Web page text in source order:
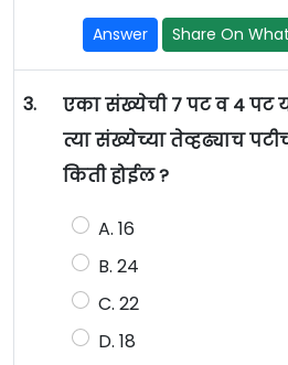
Answer Share On
3.
एका संख्येची 7 पट व 4 पट
त्या संख्येच्या तेव्हढ्याच
किती होईल ?
A. 16
B. 24
C. 22
D. 18